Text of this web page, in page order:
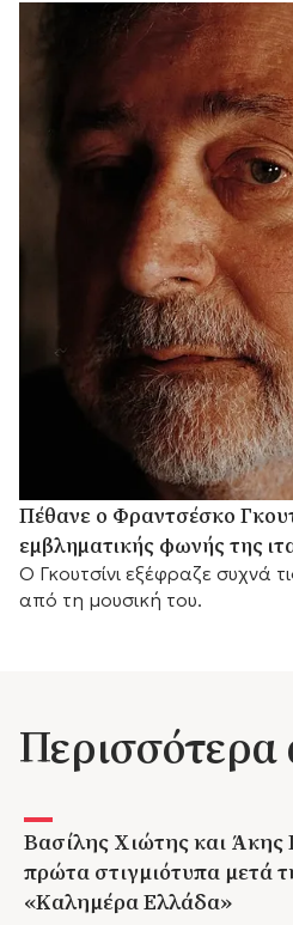
Πέθανε ο Φραντσέσκο
εμβληματικής φωνής της
Ο Γκουτσίνι εξέφραζε συχνά
από τη μουσική του.
Βασίλης Χιώτης και
πρώτα στιγμιότυπα μετά
«Καλημέρα Ελλάδα»